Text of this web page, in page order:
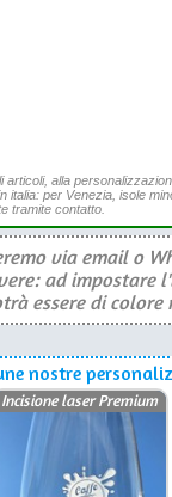
alla
per Venezia, isole
tramite contatto.
via email o
ad impostare
essere di colore
nostre
Incisione laser Premium